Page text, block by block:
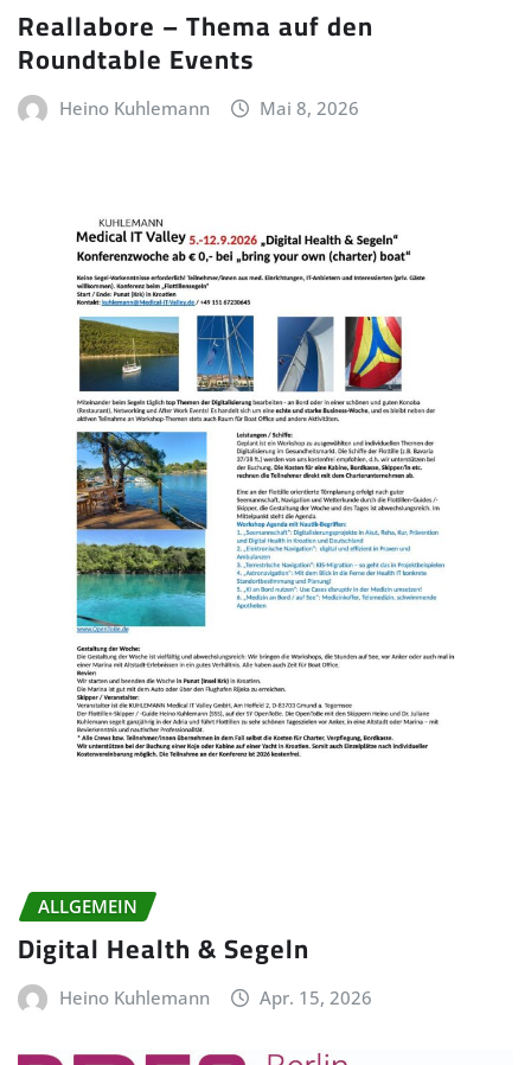
Reallabore – Thema auf den
Roundtable Events
Heino Kuhlemann Mai 8, 2026
ALLGEMEIN
Digital Health & Segeln
Heino Kuhlemann Apr. 15, 2026